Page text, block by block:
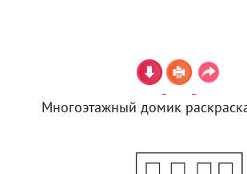
Многоэтажный домик